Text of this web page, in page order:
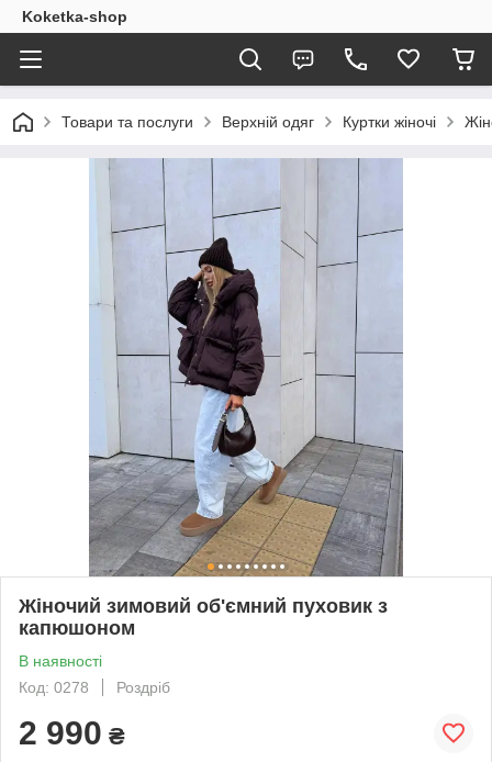
Koketka-shop
Товари та послуги Верхній одяг Куртки жіночі
Жіночий зимовий об'ємний пуховик з
капюшоном
В наявності
Код: 0278
Роздріб
2 990 ₴